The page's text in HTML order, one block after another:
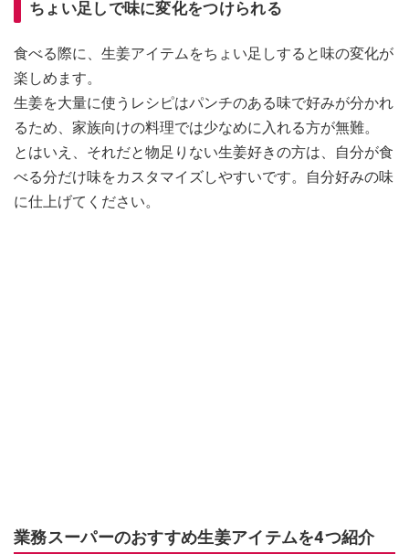
ちょい足しで味に変化をつけられる
食べる際に、生姜アイテムをちょい足しすると味の変化が
楽しめます。
生姜を大量に使うレシピはパンチのある味で好みが分かれ
るため、家族向けの料理では少なめに入れる方が無難。
とはいえ、それだと物足りない生姜好きの方は、自分が食
べる分だけ味をカスタマイズしやすいです。自分好みの味
に仕上げてください。
業務スーパーのおすすめ生姜アイテムを4つ紹介